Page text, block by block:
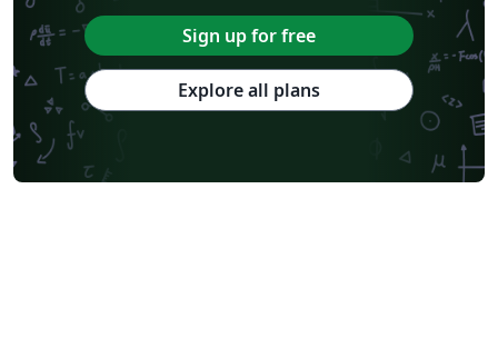
Sign up for free
Explore all plans